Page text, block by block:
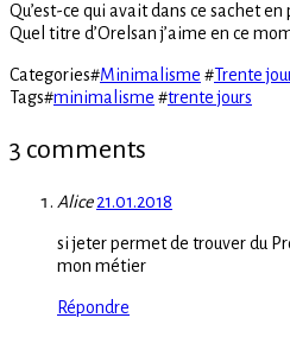
Qu’est-ce qui avait dans ce sachet en
Quel titre d’Orelsan j’aime en ce
Categories#Minimalisme #Trente
Tags#minimalisme #trente jours
3 comments
Alice 21.01.2018
si jeter permet de trouver du
mon métier
Répondre